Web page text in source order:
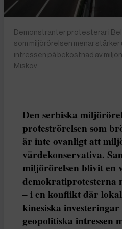
Demonstranter protesterar i
som miljörörelsen menar
intressen på bekostnad av
Miskov
Den serbiska
proteströrelsen som
är inte ovanligt att
värdekonservativa.
miljörörelsen blivit en
demokratiprotesterna
– i en konflikt där
kinesiska
geopolitiska intressen